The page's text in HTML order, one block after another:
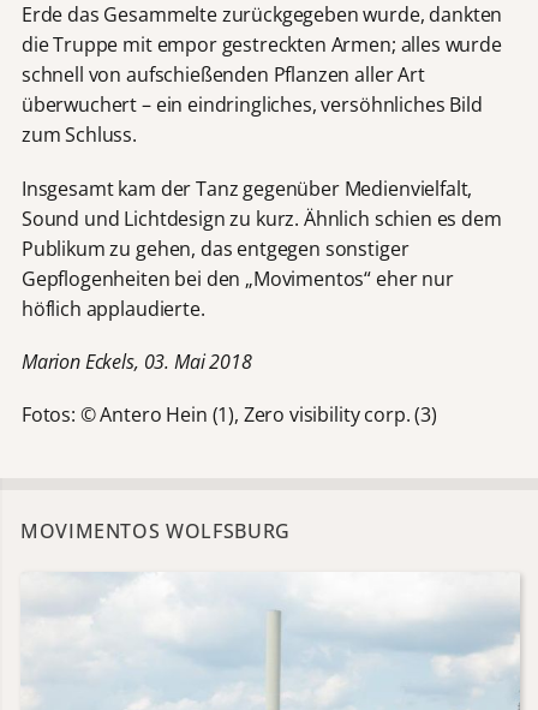
Erde das Gesammelte zurückgegeben wurde, dankten
die Truppe mit empor gestreckten Armen; alles wurde
schnell von aufschießenden Pflanzen aller Art
überwuchert – ein eindringliches, versöhnliches Bild
zum Schluss.
Insgesamt kam der Tanz gegenüber Medienvielfalt,
Sound und Lichtdesign zu kurz. Ähnlich schien es dem
Publikum zu gehen, das entgegen sonstiger
Gepflogenheiten bei den „Movimentos“ eher nur
höflich applaudierte.
Marion Eckels, 03. Mai 2018
Fotos: © Antero Hein (1), Zero visibility corp. (3)
MOVIMENTOS WOLFSBURG